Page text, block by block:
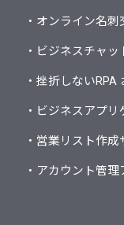
・オンライン名刺
・ビジネスチャッ
・挫折しないRPA
・ビジネスアプ
・営業リスト作
・アカウント管理